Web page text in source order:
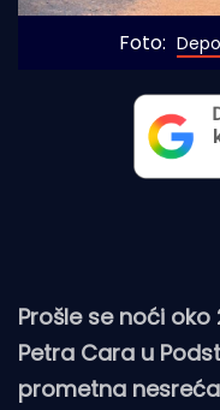
Foto:
Prošle se noći
Petra Cara u
prometna